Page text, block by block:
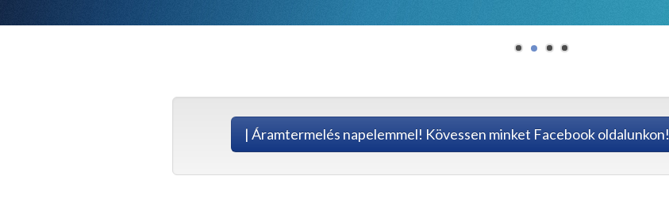
| Áramtermelés napelemmel! Kövessen minket Facebook oldalunkon!